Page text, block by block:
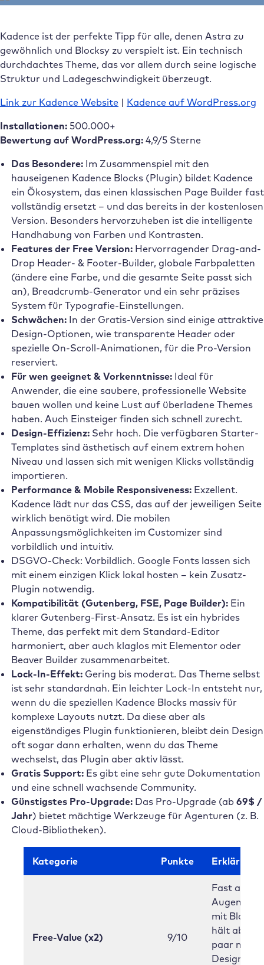
Kadence ist der perfekte Tipp für alle, denen Astra zu
gewöhnlich und Blocksy zu verspielt ist. Ein technisch
durchdachtes Theme, das vor allem durch seine logische
Struktur und Ladegeschwindigkeit überzeugt.
Link zur Kadence Website | Kadence auf WordPress.org
Installationen: 500.000+
Bewertung auf WordPress.org: 4,9/5 Sterne
Das Besondere:Im Zusammenspiel mit den
hauseigenen Kadence Blocks (Plugin) bildet Kadence
ein Ökosystem, das einen klassischen Page Builder fast
vollständig ersetzt – und das bereits in der kostenlosen
Version. Besonders hervorzuheben ist die intelligente
Handhabung von Farben und Kontrasten.
Features der Free Version:Hervorragender Drag-and-
Drop Header- & Footer-Builder, globale Farbpaletten
(ändere eine Farbe, und die gesamte Seite passt sich
an), Breadcrumb-Generator und ein sehr präzises
System für Typografie-Einstellungen.
Schwächen:In der Gratis-Version sind einige attraktive
Design-Optionen, wie transparente Header oder
spezielle On-Scroll-Animationen, für die Pro-Version
reserviert.
Für wen geeignet & Vorkenntnisse:Ideal für
Anwender, die eine saubere, professionelle Website
bauen wollen und keine Lust auf überladene Themes
haben. Auch Einsteiger finden sich schnell zurecht.
Design-Effizienz:Sehr hoch. Die verfügbaren Starter-
Templates sind ästhetisch auf einem extrem hohen
Niveau und lassen sich mit wenigen Klicks vollständig
importieren.
Performance & Mobile Responsiveness:Exzellent.
Kadence lädt nur das CSS, das auf der jeweiligen Seite
wirklich benötigt wird. Die mobilen
Anpassungsmöglichkeiten im Customizer sind
vorbildlich und intuitiv.
DSGVO-Check: Vorbildlich. Google Fonts lassen sich
mit einem einzigen Klick lokal hosten – kein Zusatz-
Plugin notwendig.
Kompatibilität (Gutenberg, FSE, Page Builder):Ein
klarer Gutenberg-First-Ansatz. Es ist ein hybrides
Theme, das perfekt mit dem Standard-Editor
harmoniert, aber auch klaglos mit Elementor oder
Beaver Builder zusammenarbeitet.
Lock-In-Effekt:Gering bis moderat. Das Theme selbst
ist sehr standardnah. Ein leichter Lock-In entsteht nur,
wenn du die speziellen Kadence Blocks massiv für
komplexe Layouts nutzt. Da diese aber als
eigenständiges Plugin funktionieren, bleibt dein Design
oft sogar dann erhalten, wenn du das Theme
wechselst, das Plugin aber aktiv lässt.
Gratis Support:Es gibt eine sehr gute Dokumentation
und eine schnell wachsende Community.
Günstigstes Pro-Upgrade:Das Pro-Upgrade (ab 69$ /
Jahr) bietet mächtige Werkzeuge für Agenturen (z. B.
Cloud-Bibliotheken).
Kategorie Punkte Erklärung
Free-Value (x2) 9/10
Fast auf
Augenhöhe
mit
hält aber
paar mehr
Design-